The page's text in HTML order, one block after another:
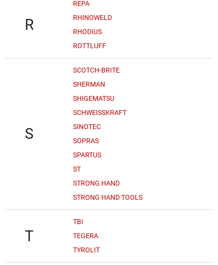
R
REPA
RHINOWELD
RHODIUS
ROTTLUFF
S
SCOTCH-BRITE
SHERMAN
SHIGEMATSU
SCHWEISSKRAFT
SINOTEC
SOPRAS
SPARTUS
ST
STRONG HAND
STRONG HAND TOOLS
T
TBI
TEGERA
TYROLIT